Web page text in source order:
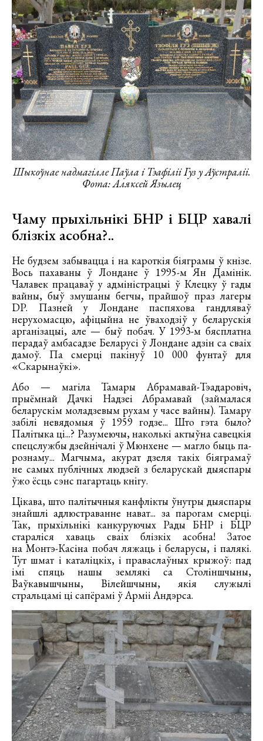
Шыкоўнае надмагілле Паўла і Тэафіліі Гуз у Аўстраліі.
Фота: Аляксей Язылец
Чаму прыхільнікі БНР і БЦР хавалі
блізкіх асобна?..
Не будзем забывацца і на кароткія біяграмы ў кнізе.
Вось пахаваны ў Лондане ў 1995-м Ян Дамінік.
Чалавек працаваў у адміністрацыі ў Клецку ў гады
вайны, быў змушаны бегчы, прайшоў праз лагеры
DP. Пазней у Лондане паспяхова гандляваў
нерухомасцю, афіцыйна не ўваходзіў у беларускія
арганізацыі, але — быў побач. У 1993-м бясплатна
перадаў амбасадзе Беларусі ў Лондане адзін са сваіх
дамоў. Па смерці пакінуў 10 000 фунтаў для
«Скарынаўкі».
Або — магіла Тамары Абрамавай-Тэадаровіч,
прыёмнай Дачкі Надзеі Абрамавай (займалася
беларускім моладзевым рухам у часе вайны). Тамару
забілі невядомыя ў 1959 годзе... Што гэта было?
Палітыка ці...? Разумеючы, наколькі актыўна савецкія
спецслужбы дзейнічалі ў Мюнхене — магло быць па-
рознаму... Магчыма, акурат дзеля такіх біяграмаў
не самых публічных людзей з беларускай дыяспары
ўжо ёсць сэнс пагартаць кнігу.
Цікава, што палітычныя канфлікты ўнутры дыяспары
знайшлі адлюстраванне нават... за парогам смерці.
Так, прыхільнікі канкуруючых Рады БНР і БЦР
стараліся хаваць сваіх блізкіх асобна! Затое
на Монтэ-Касіна побач ляжаць і беларусы, і палякі.
Тут шмат і каталіцкіх, і праваслаўных крыжоў: пад
імі спяць нашы землякі са Століншчыны,
Ваўкавышчыны, Вілейшчыны, якія служылі
стральцамі ці сапёрамі ў Арміі Андэрса.